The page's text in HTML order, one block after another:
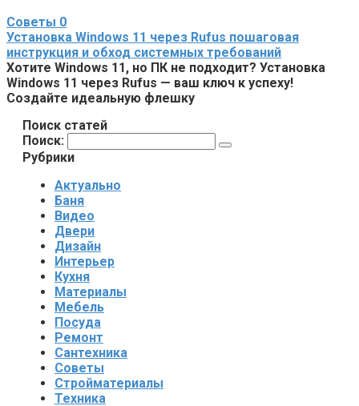
Советы 0
Установка Windows 11 через Rufus пошаговая
инструкция и обход системных требований
Хотите Windows 11, но ПК не подходит? Установка
Windows 11 через Rufus — ваш ключ к успеху!
Создайте идеальную флешку
Поиск статей
Поиск:
Рубрики
Актуально
Баня
Видео
Двери
Дизайн
Интерьер
Кухня
Материалы
Мебель
Посуда
Ремонт
Сантехника
Советы
Стройматериалы
Техника